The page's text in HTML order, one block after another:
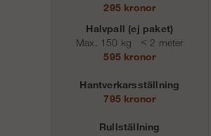
295 kronor
Halvpall (ej paket)
Max. 150 kg < 2 meter
595 kronor
Hantverkarsställning
795 kronor
Rullställning